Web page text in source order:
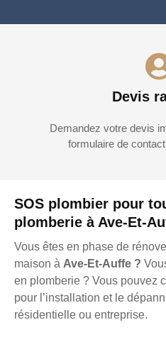
SOS plombier pour
plomberie à Ave-Et-
Vous êtes en phase de
maison à Ave-Et-Auffe ?
en plomberie ? Vous pouvez
pour l’installation et le
résidentielle ou entreprise.
Devis
Demandez votre devis
formulaire de